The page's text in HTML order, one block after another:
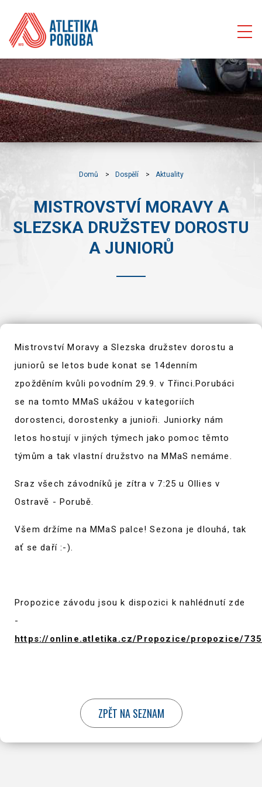
Domů Dospělí Aktuality
MISTROVSTVÍ MORAVY A
SLEZSKA DRUŽSTEV DOROSTU
A JUNIORŮ
Mistrovství Moravy a Slezska družstev dorostu a
juniorů se letos bude konat se 14denním
zpožděním kvůli povodním 29.9. v Třinci.Porubáci
se na tomto MMaS ukážou v kategoriích
dorostenci, dorostenky a junioři. Juniorky nám
letos hostují v jiných týmech jako pomoc těmto
týmům a tak vlastní družstvo na MMaS nemáme.
Sraz všech závodníků je zítra v 7:25 u Ollies v
Ostravě - Porubě.
Všem držíme na MMaS palce! Sezona je dlouhá, tak
ať se daří :-).
Propozice závodu jsou k dispozici k nahlédnutí zde
-
https://online.atletika.cz/Propozice/propozice/